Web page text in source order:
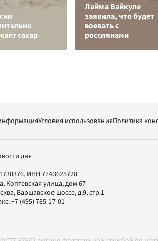
сахар
Лайма Вайкуле
заявила, что будет
воевать с
россиянами
Условия использованияПолитика
дня
ИНН 7743625728
Коптевская улица, дом 67
, Варшавское шоссе, д.9, стр.1
+7 (495) 785-17-01